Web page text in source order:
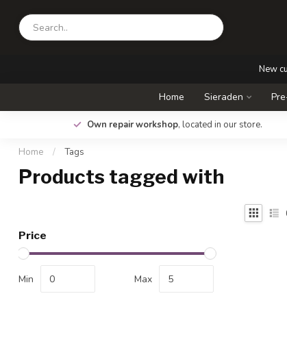
New
Home Sieraden
Own repair workshop, located in our store.
Home / Tags
Products tagged with
Price
Min Max